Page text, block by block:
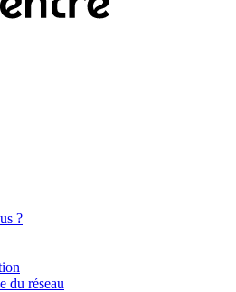
?
du réseau